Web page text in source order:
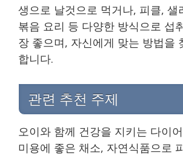
생으로 날것으로 먹거나, 피클, 샐
볶음 요리 등 다양한 방식으로 섭
장 좋으며, 자신에게 맞는 방법을
합니다.
관련 추천 주제
오이와 함께 건강을 지키는 다이
미용에 좋은 채소, 자연식품으로